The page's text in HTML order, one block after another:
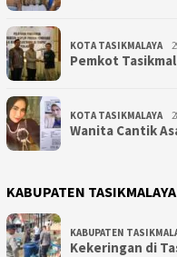
KOTA TASIKMALAYA
Pemkot
KOTA TASIKMALAYA
Wanita Cantik
KABUPATEN TASIKMALAYA
KABUPATEN
Kekeringan di